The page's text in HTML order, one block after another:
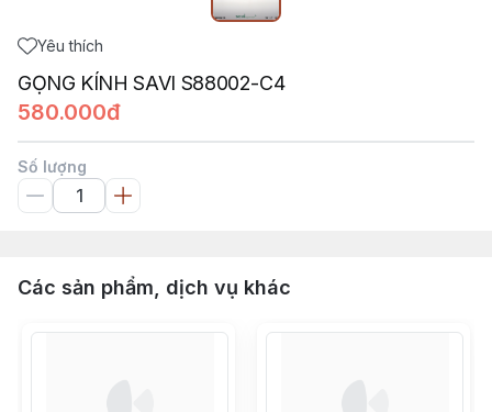
Yêu thích
GỌNG KÍNH SAVI S88002-C4
580.000đ
Số lượng
Các sản phẩm, dịch vụ khác